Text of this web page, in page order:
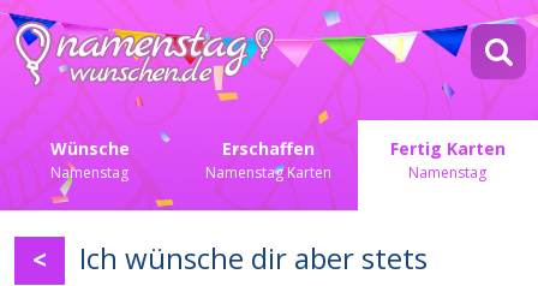
Wünsche
Namenstag
Erschaffen
Namenstag Karten
Fertig Karten
Namenstag
<
Ich wünsche dir aber stets